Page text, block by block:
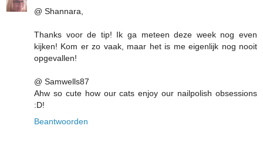
@ Shannara,
Thanks voor de tip! Ik ga meteen deze week nog even
kijken! Kom er zo vaak, maar het is me eigenlijk nog nooit
opgevallen!
@ Samwells87
Ahw so cute how our cats enjoy our nailpolish obsessions
:D!
Beantwoorden